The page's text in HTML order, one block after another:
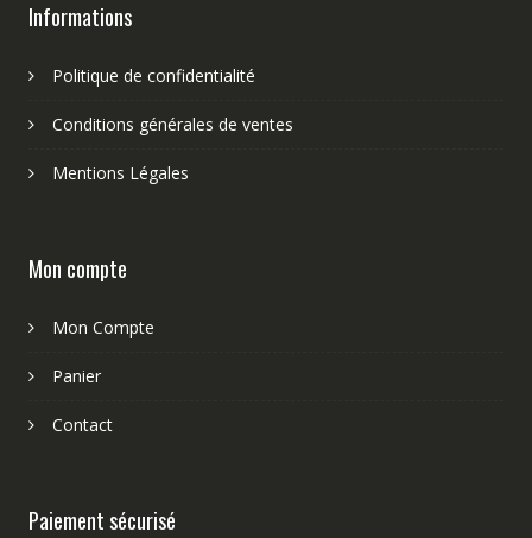
Informations
Politique de confidentialité
Conditions générales de ventes
Mentions Légales
Mon compte
Mon Compte
Panier
Contact
Paiement sécurisé